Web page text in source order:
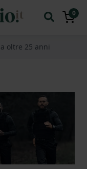
0
oltre 25 anni